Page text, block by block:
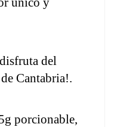
del
Cantabria!.
porcionable,